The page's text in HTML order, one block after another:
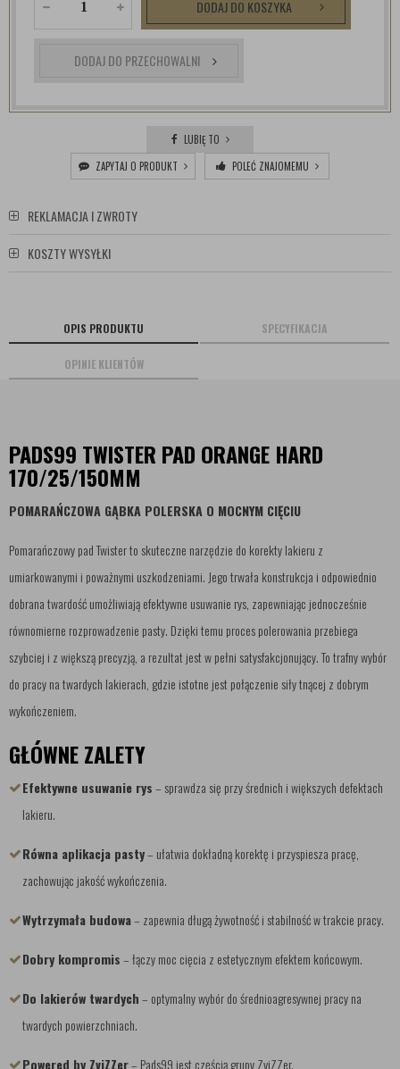
DODAJ DO KOSZYKA
DODAJ DO PRZECHOWALNI
LUBIĘ TO
ZAPYTAJ O PRODUKT
POLEĆ ZNAJOMEMU
REKLAMACJA I ZWROTY
KOSZTY WYSYŁKI
OPIS PRODUKTU SPECYFIKACJA
OPINIE KLIENTÓW
PADS99 TWISTER PAD ORANGE HARD
170/25/150MM
POMARAŃCZOWA GĄBKA POLERSKA O MOCNYM CIĘCIU
Pomarańczowy pad Twister to skuteczne narzędzie do korekty lakieru z
umiarkowanymi i poważnymi uszkodzeniami. Jego trwała konstrukcja i odpowiednio
dobrana twardość umożliwiają efektywne usuwanie rys, zapewniając jednocześnie
równomierne rozprowadzenie pasty. Dzięki temu proces polerowania przebiega
szybciej i z większą precyzją, a rezultat jest w pełni satysfakcjonujący. To trafny wybór
do pracy na twardych lakierach, gdzie istotne jest połączenie siły tnącej z dobrym
wykończeniem.
GŁÓWNE ZALETY
Efektywne usuwanie rys– sprawdza się przy średnich i większych defektach
lakieru.
Równa aplikacja pasty– ułatwia dokładną korektę i przyspiesza pracę,
zachowując jakość wykończenia.
Wytrzymała budowa– zapewnia długą żywotność i stabilność w trakcie pracy.
Dobry kompromis– łączy moc cięcia z estetycznym efektem końcowym.
Do lakierów twardych– optymalny wybór do średnioagresywnej pracy na
twardych powierzchniach.
Powered by ZviZZer– Pads99 jest częścią grupy ZviZZer.